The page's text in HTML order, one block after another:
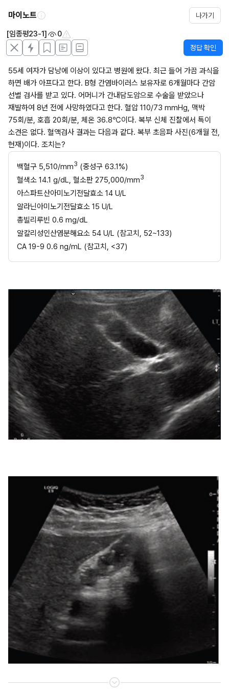
마이노트 나가기
[임종평23-1] 0
정답 확인
55세 여자가 담낭에 이상이 있다고 병원에 왔다. 최근 들어 가끔 과식을
하면 배가 아프다고 한다. B형 간염바이러스 보유자로 6개월마다 간암
선별 검사를 받고 있다. 어머니가 간내담도암으로 수술을 받았으나
재발하여 8년 전에 사망하였다고 한다. 혈압 110/73 mmHg, 맥박
75회/분, 호흡 20회/분, 체온 36.8℃이다. 복부 신체 진찰에서 특이
소견은 없다. 혈액검사 결과는 다음과 같다. 복부 초음파 사진(6개월 전,
현재)이다. 조치는?
백혈구 5,510/mm3 (중성구 63.1%)
혈색소 14.1 g/dL, 혈소판 275,000/mm3
아스파트산아미노기전달효소 14 U/L
알라닌아미노기전달효소 15 U/L
총빌리루빈 0.6 mg/dL
알칼리성인산염분해요소 54 U/L (참고치, 52~133)
CA 19-9 0.6 ng/mL (참고치, <37)